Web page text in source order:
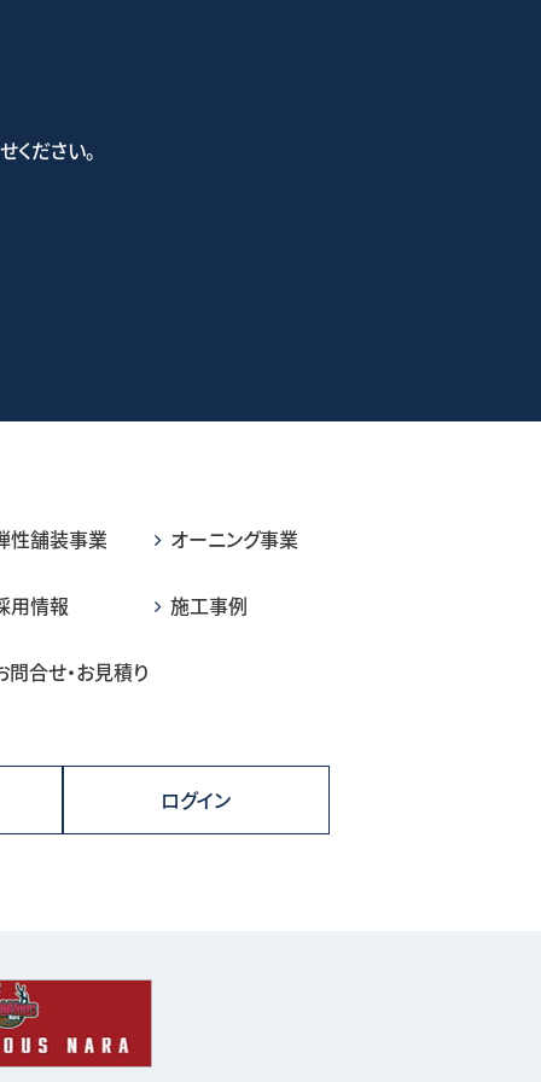
ださい。
性舗装事業 オーニング事業
用情報 施工事例
問合せ・お見積り
ログイン